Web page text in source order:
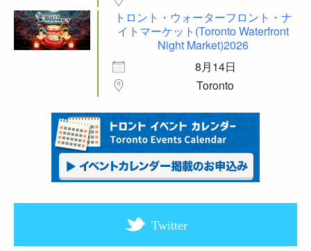
トロント・ウォーターフロント・ナ
イトマーケット(Toronto Waterfront
Night Market)2026
8月14日
Toronto
Twitter